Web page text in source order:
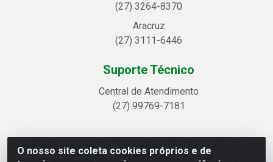
O nosso site coleta cookies próprios e de
(27) 3264-8370
Aracruz
(27) 3111-6446
Suporte Técnico
Central de Atendimento
(27) 99769-7181
Linhavix Distribuidora LTDA - Avenida Alegre, 2521 -